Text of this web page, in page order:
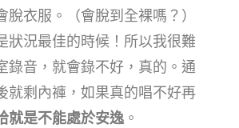
脫衣服。（會脫到全裸嗎？）
狀況最佳的時候！所以我很難
錄音，就會錄不好，真的。通
就剩內褲，如果真的唱不好再
就是不能處於安逸。